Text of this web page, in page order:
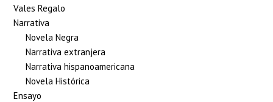
Vales Regalo
Narrativa
Novela Negra
Narrativa extranjera
Narrativa hispanoamericana
Novela Histórica
Ensayo